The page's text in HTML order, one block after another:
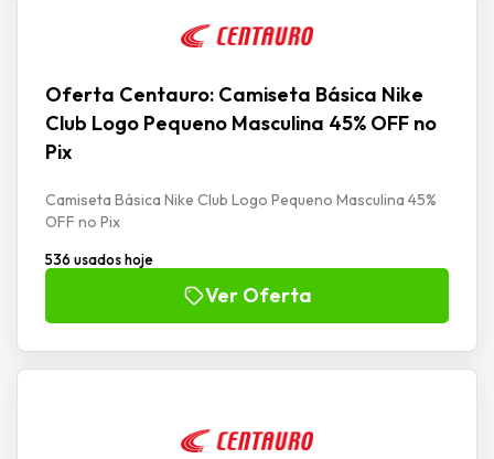
Oferta Centauro: Camiseta Básica Nike
Club Logo Pequeno Masculina 45% OFF no
Pix
Camiseta Básica Nike Club Logo Pequeno Masculina 45%
OFF no Pix
536 usados hoje
Ver Oferta